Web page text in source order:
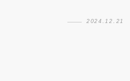
2024.12.21